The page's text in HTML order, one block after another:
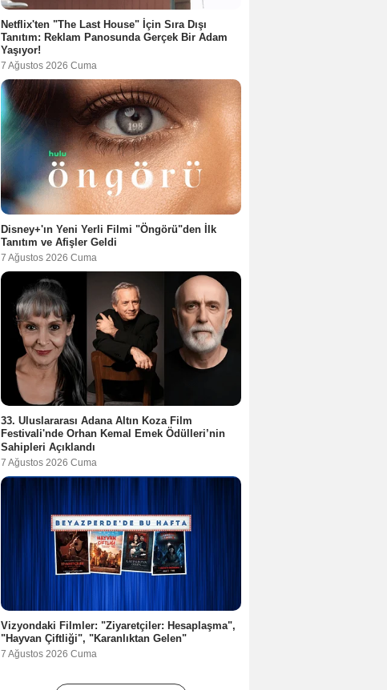
Netflix'ten "The Last House" İçin Sıra Dışı
Tanıtım: Reklam Panosunda Gerçek Bir Adam
Yaşıyor!
7 Ağustos 2026 Cuma
Disney+'ın Yeni Yerli Filmi "Öngörü"den İlk
Tanıtım ve Afişler Geldi
7 Ağustos 2026 Cuma
33. Uluslararası Adana Altın Koza Film
Festivali'nde Orhan Kemal Emek Ödülleri’nin
Sahipleri Açıklandı
7 Ağustos 2026 Cuma
Vizyondaki Filmler: "Ziyaretçiler: Hesaplaşma",
"Hayvan Çiftliği", "Karanlıktan Gelen"
7 Ağustos 2026 Cuma